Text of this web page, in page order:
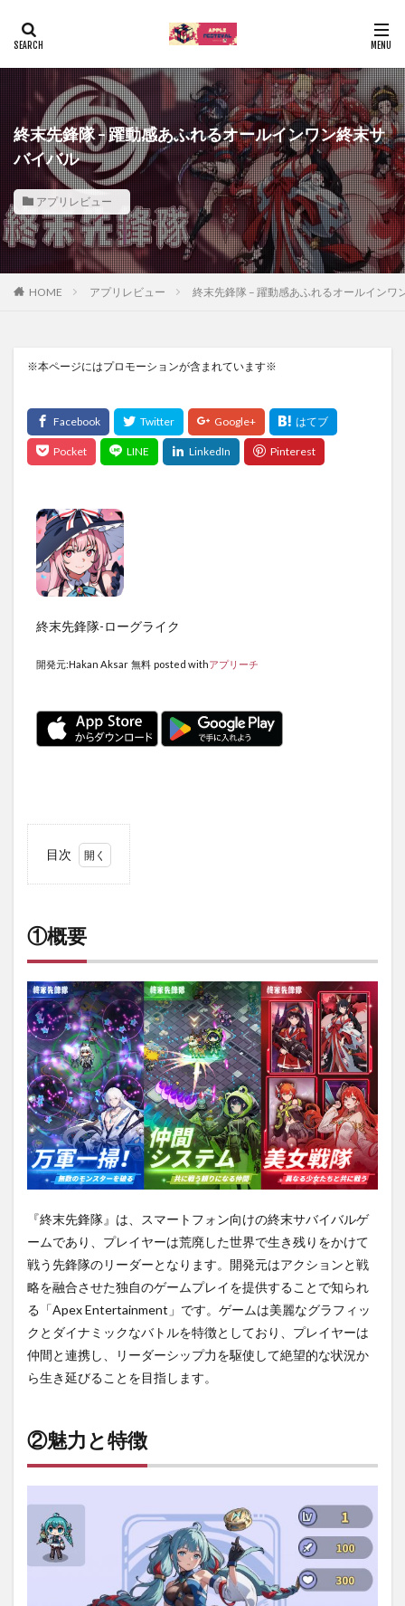
終末先鋒隊 – 躍動感あふれるオールインワン終末サ
バイバル
アプリレビュー
HOME アプリレビュー 終末先鋒隊 – 躍動感あふれるオールインワ
※本ページにはプロモーションが含まれています※
終末先鋒隊-ローグライク
開発元:Hakan Aksar 無料 posted withアプリーチ
目次
2
②魅
特徴
3
③課
金に
つい
て
4
④ま
とめ
①概要
『終末先鋒隊』は、スマートフォン向けの終末サバイバルゲ
ームであり、プレイヤーは荒廃した世界で生き残りをかけて
戦う先鋒隊のリーダーとなります。開発元はアクションと戦
略を融合させた独自のゲームプレイを提供することで知られ
る「Apex Entertainment」です。ゲームは美麗なグラフィッ
クとダイナミックなバトルを特徴としており、プレイヤーは
仲間と連携し、リーダーシップ力を駆使して絶望的な状況か
ら生き延びることを目指します。
②魅力と特徴